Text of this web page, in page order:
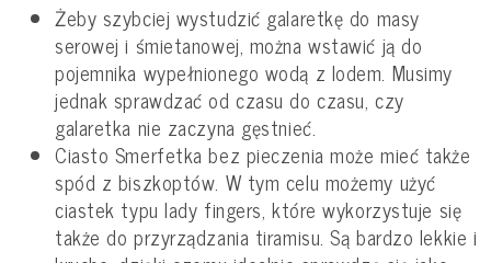
Żeby szybciej wystudzić galaretkę do masy
serowej i śmietanowej, można wstawić ją do
pojemnika wypełnionego wodą z lodem. Musimy
jednak sprawdzać od czasu do czasu, czy
galaretka nie zaczyna gęstnieć.
Ciasto Smerfetka bez pieczenia może mieć także
spód z biszkoptów. W tym celu możemy użyć
ciastek typu lady fingers, które wykorzystuje się
także do przyrządzania tiramisu. Są bardzo lekkie i